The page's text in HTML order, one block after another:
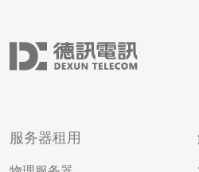
服务器租用